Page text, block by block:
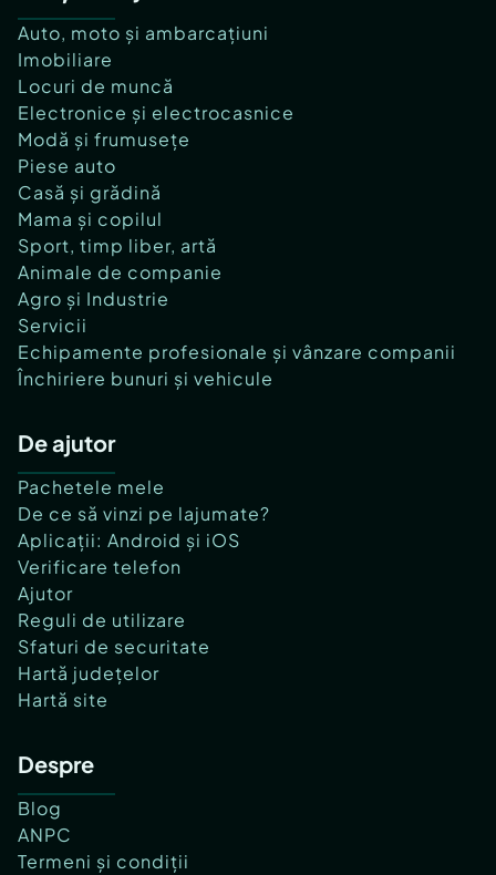
Auto, moto și ambarcațiuni
Imobiliare
Locuri de muncă
Electronice și electrocasnice
Modă și frumusețe
Piese auto
Casă și grădină
Mama și copilul
Sport, timp liber, artă
Animale de companie
Agro și Industrie
Servicii
Echipamente profesionale și vânzare companii
Închiriere bunuri și vehicule
De ajutor
Pachetele mele
De ce să vinzi pe lajumate?
Aplicații: Android și iOS
Verificare telefon
Ajutor
Reguli de utilizare
Sfaturi de securitate
Hartă județelor
Hartă site
Despre
Blog
ANPC
Termeni și condiții